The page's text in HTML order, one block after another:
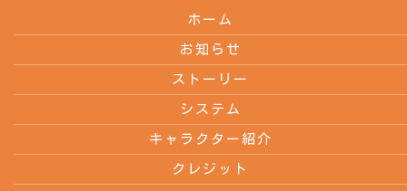
ホーム
お知らせ
ストーリー
システム
キャラクター紹介
クレジット